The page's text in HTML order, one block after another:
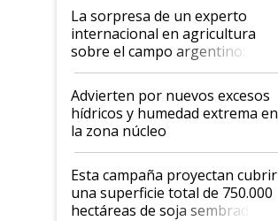
La sorpresa de un experto
internacional en agricultura
sobre el campo argentino:
"Estoy muy impresionado"
Advierten por nuevos excesos
hídricos y humedad extrema en
la zona núcleo
Esta campaña proyectan cubrir
una superficie total de 750.000
hectáreas de soja sembradas